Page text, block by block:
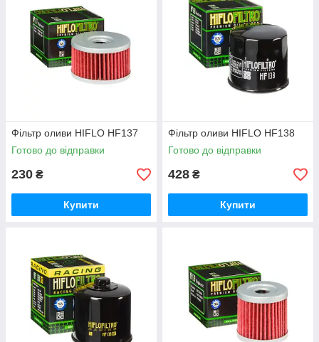
Фільтр оливи HIFLO HF137
Готово до відправки
230 ₴
Купити
Фільтр оливи HIFLO HF138
Готово до відправки
428 ₴
Купити